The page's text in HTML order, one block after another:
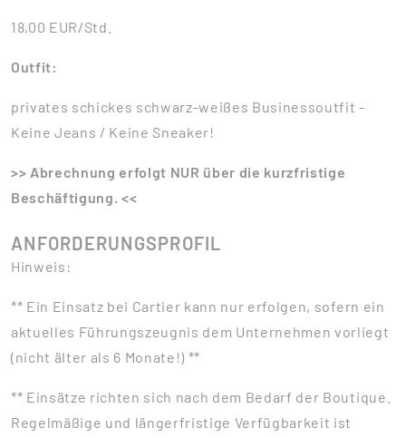
18,00 EUR/Std.
Outfit:
privates schickes schwarz-weißes Businessoutfit -
Keine Jeans / Keine Sneaker!
>> Abrechnung erfolgt NUR über die kurzfristige
Beschäftigung. <<
ANFORDERUNGSPROFIL
Hinweis:
** Ein Einsatz bei Cartier kann nur erfolgen, sofern ein
aktuelles Führungszeugnis dem Unternehmen vorliegt
(nicht älter als 6 Monate!) **
** Einsätze richten sich nach dem Bedarf der Boutique.
Regelmäßige und längerfristige Verfügbarkeit ist